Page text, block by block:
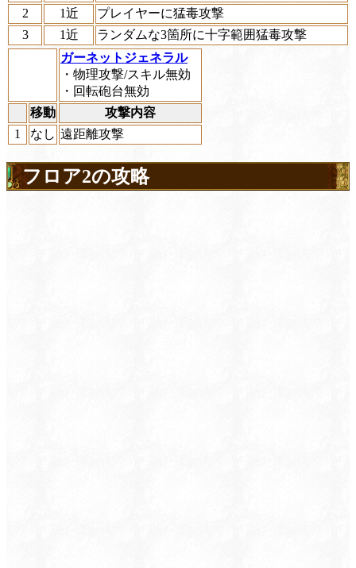
2
1近
プレイヤーに猛毒攻撃
3
1近
ランダムな3箇所に十字範囲猛毒攻撃
ガーネットジェネラル
・物理攻撃/スキル無効
・回転砲台無効
移動
攻撃内容
1
なし 遠距離攻撃
フロア2の攻略